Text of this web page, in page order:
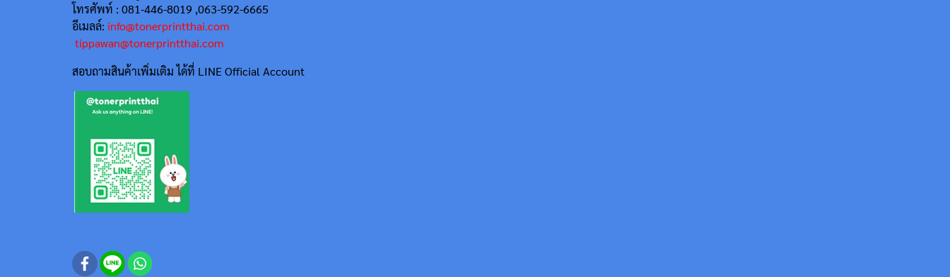
โทรศัพท์ : 081-446-8019 ,063-592-6665
อีเมลล์: info@tonerprintthai.com
tippawan@tonerprintthai.com
สอบถามสินค้าเพิ่มเติม ได้ที่ LINE Official Account